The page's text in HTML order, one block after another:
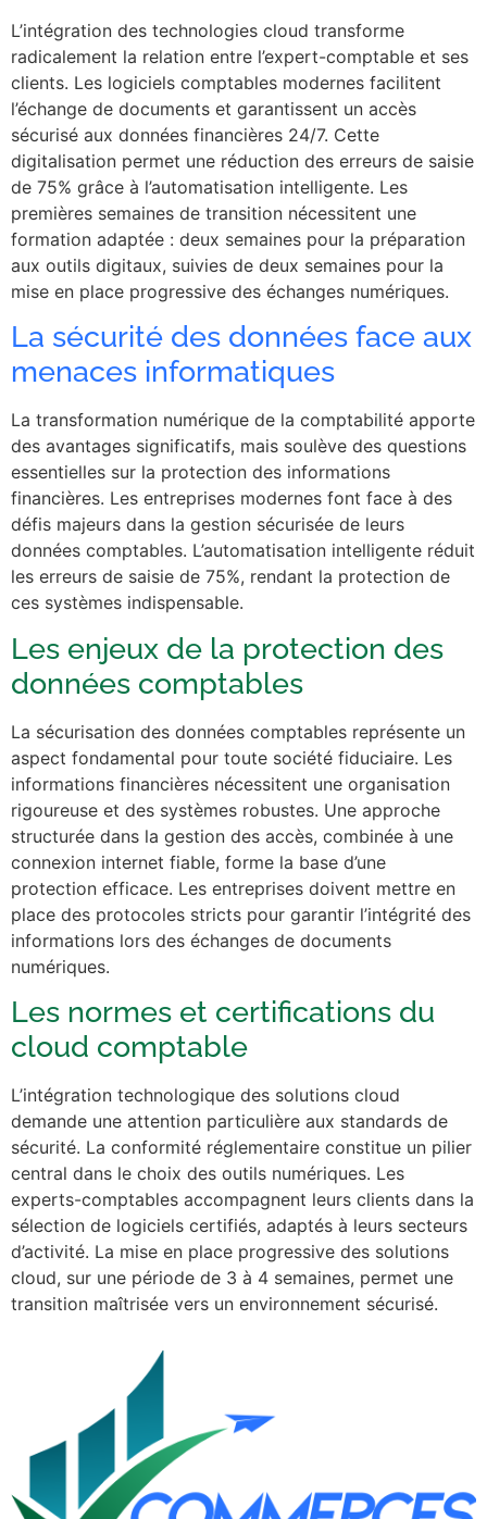
L’intégration des technologies cloud transforme
radicalement la relation entre l’expert-comptable et ses
clients. Les logiciels comptables modernes facilitent
l’échange de documents et garantissent un accès
sécurisé aux données financières 24/7. Cette
digitalisation permet une réduction des erreurs de saisie
de 75% grâce à l’automatisation intelligente. Les
premières semaines de transition nécessitent une
formation adaptée : deux semaines pour la préparation
aux outils digitaux, suivies de deux semaines pour la
mise en place progressive des échanges numériques.
La sécurité des données face aux
menaces informatiques
La transformation numérique de la comptabilité apporte
des avantages significatifs, mais soulève des questions
essentielles sur la protection des informations
financières. Les entreprises modernes font face à des
défis majeurs dans la gestion sécurisée de leurs
données comptables. L’automatisation intelligente réduit
les erreurs de saisie de 75%, rendant la protection de
ces systèmes indispensable.
Les enjeux de la protection des
données comptables
La sécurisation des données comptables représente un
aspect fondamental pour toute société fiduciaire. Les
informations financières nécessitent une organisation
rigoureuse et des systèmes robustes. Une approche
structurée dans la gestion des accès, combinée à une
connexion internet fiable, forme la base d’une
protection efficace. Les entreprises doivent mettre en
place des protocoles stricts pour garantir l’intégrité des
informations lors des échanges de documents
numériques.
Les normes et certifications du
cloud comptable
L’intégration technologique des solutions cloud
demande une attention particulière aux standards de
sécurité. La conformité réglementaire constitue un pilier
central dans le choix des outils numériques. Les
experts-comptables accompagnent leurs clients dans la
sélection de logiciels certifiés, adaptés à leurs secteurs
d’activité. La mise en place progressive des solutions
cloud, sur une période de 3 à 4 semaines, permet une
transition maîtrisée vers un environnement sécurisé.